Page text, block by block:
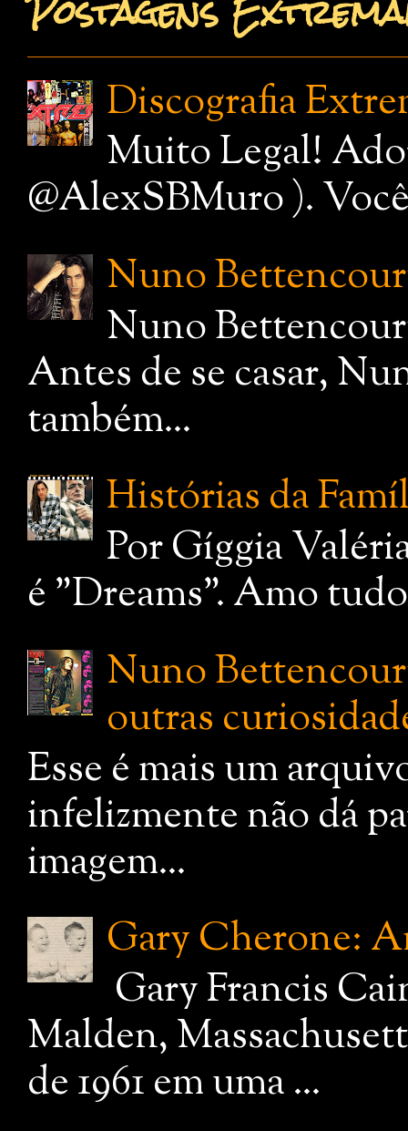
Discografia
Muito Legal!
@AlexSBMuro ).
Nuno
Nuno
Antes de se casar,
também...
Histórias da
Por Gíggia
é "Dreams". Amo
Nuno
outras
Esse é mais um
infelizmente não dá
imagem...
Gary Cherone:
Gary Francis
Malden,
de 1961 em uma ...